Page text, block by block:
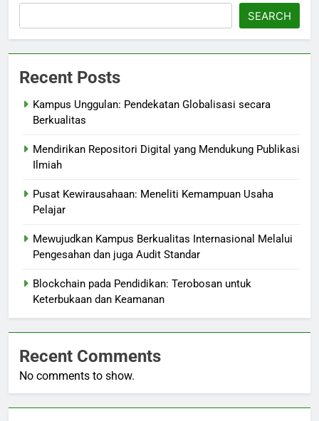
SEARCH
Recent Posts
Kampus Unggulan: Pendekatan Globalisasi secara
Berkualitas
Mendirikan Repositori Digital yang Mendukung Publikasi
Ilmiah
Pusat Kewirausahaan: Meneliti Kemampuan Usaha
Pelajar
Mewujudkan Kampus Berkualitas Internasional Melalui
Pengesahan dan juga Audit Standar
Blockchain pada Pendidikan: Terobosan untuk
Keterbukaan dan Keamanan
Recent Comments
No comments to show.